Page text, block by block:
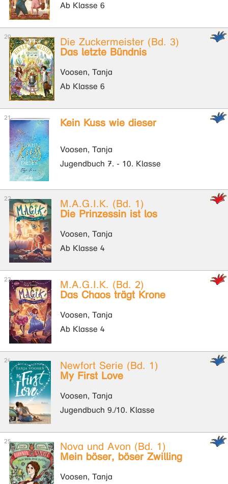
Ab Klasse 6
Die Zuckermeister (Bd. 3)
Das letzte Bündnis
Voosen, Tanja
Ab Klasse 6
Kein Kuss wie dieser
Voosen, Tanja
Jugendbuch 7. - 10. Klasse
M.A.G.I.K. (Bd. 1)
Die Prinzessin ist los
Voosen, Tanja
Ab Klasse 4
M.A.G.I.K. (Bd. 2)
Das Chaos trägt Krone
Voosen, Tanja
Ab Klasse 4
Newfort Serie (Bd. 1)
My First Love
Voosen, Tanja
Jugendbuch 9./10. Klasse
Nova und Avon (Bd. 1)
Mein böser, böser Zwilling
Voosen, Tanja